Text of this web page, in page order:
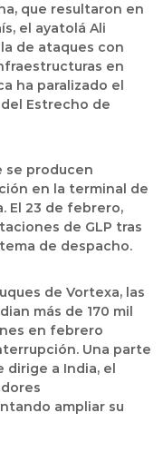
que resultaron en
el ayatolá Ali
de ataques con
en
ha paralizado el
Estrecho de
se producen
en la terminal de
El 23 de febrero,
de GLP tras
de despacho.
de Vortexa, las
más de 170 mil
en febrero
Una parte
dirige a India, el
ampliar su